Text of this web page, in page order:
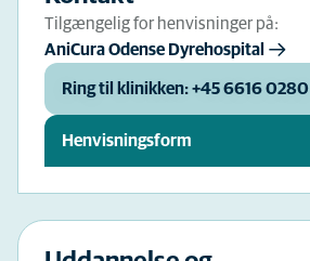
Tilgængelig for henvisninger på:
AniCura Odense Dyrehospital
Ring til klinikken: +45 6616 0280
Henvisningsform